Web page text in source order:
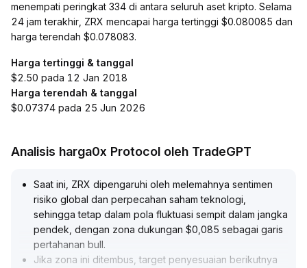
menempati peringkat 334 di antara seluruh aset kripto. Selama
24 jam terakhir, ZRX mencapai harga tertinggi $0.080085 dan
harga terendah $0.078083.
Harga tertinggi & tanggal
$2.50 pada 12 Jan 2018
Harga terendah & tanggal
$0.07374 pada 25 Jun 2026
Analisis harga0x Protocol oleh TradeGPT
Saat ini, ZRX dipengaruhi oleh melemahnya sentimen
risiko global dan perpecahan saham teknologi,
sehingga tetap dalam pola fluktuasi sempit dalam jangka
pendek, dengan zona dukungan $0,085 sebagai garis
pertahanan bull.
Jika zona ini ditembus, target penyesuaian berikutnya